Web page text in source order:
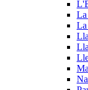
La
La